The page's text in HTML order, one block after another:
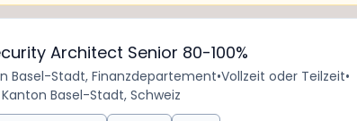
Architect Senior 80-100%
Basel-Stadt, Finanzdepartement•Vollzeit oder Teilzeit•
Kanton Basel-Stadt, Schweiz